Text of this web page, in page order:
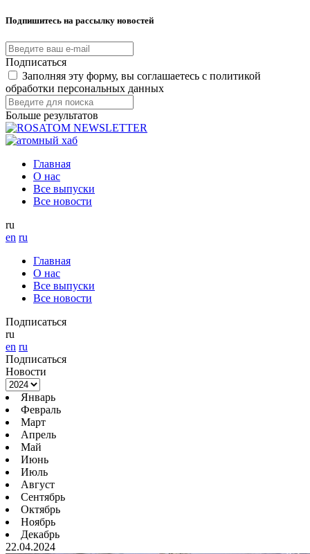
Подпишитесь на рассылку новостей
Подписаться
Заполняя эту форму, вы соглашаетесь с политикой
обработки персональных данных
Больше результатов
Главная
О нас
Все выпуски
Все новости
ru
en ru
Главная
О нас
Все выпуски
Все новости
Подписаться
ru
en ru
Подписаться
Новости
Январь
Февраль
Март
Апрель
Май
Июнь
Июль
Август
Сентябрь
Октябрь
Ноябрь
Декабрь
22.04.2024